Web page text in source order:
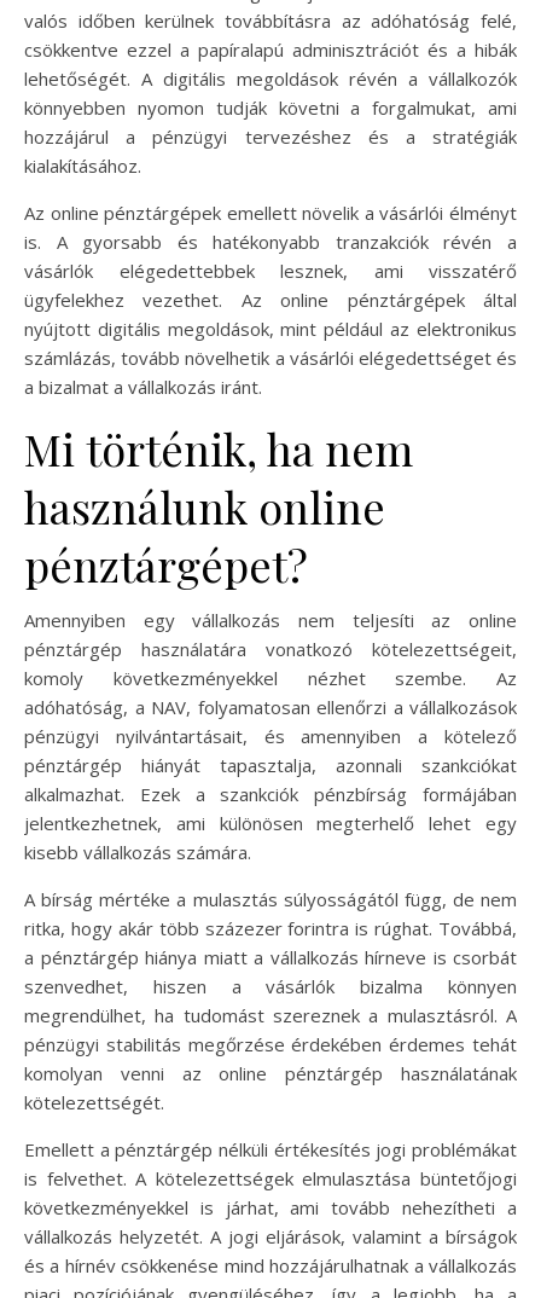
valós időben kerülnek továbbításra az adóhatóság felé,
csökkentve ezzel a papíralapú adminisztrációt és a hibák
lehetőségét. A digitális megoldások révén a vállalkozók
könnyebben nyomon tudják követni a forgalmukat, ami
hozzájárul a pénzügyi tervezéshez és a stratégiák
kialakításához.
Az online pénztárgépek emellett növelik a vásárlói élményt
is. A gyorsabb és hatékonyabb tranzakciók révén a
vásárlók elégedettebbek lesznek, ami visszatérő
ügyfelekhez vezethet. Az online pénztárgépek által
nyújtott digitális megoldások, mint például az elektronikus
számlázás, tovább növelhetik a vásárlói elégedettséget és
a bizalmat a vállalkozás iránt.
Mi történik, ha nem
használunk online
pénztárgépet?
Amennyiben egy vállalkozás nem teljesíti az online
pénztárgép használatára vonatkozó kötelezettségeit,
komoly következményekkel nézhet szembe. Az
adóhatóság, a NAV, folyamatosan ellenőrzi a vállalkozások
pénzügyi nyilvántartásait, és amennyiben a kötelező
pénztárgép hiányát tapasztalja, azonnali szankciókat
alkalmazhat. Ezek a szankciók pénzbírság formájában
jelentkezhetnek, ami különösen megterhelő lehet egy
kisebb vállalkozás számára.
A bírság mértéke a mulasztás súlyosságától függ, de nem
ritka, hogy akár több százezer forintra is rúghat. Továbbá,
a pénztárgép hiánya miatt a vállalkozás hírneve is csorbát
szenvedhet, hiszen a vásárlók bizalma könnyen
megrendülhet, ha tudomást szereznek a mulasztásról. A
pénzügyi stabilitás megőrzése érdekében érdemes tehát
komolyan venni az online pénztárgép használatának
kötelezettségét.
Emellett a pénztárgép nélküli értékesítés jogi problémákat
is felvethet. A kötelezettségek elmulasztása büntetőjogi
következményekkel is járhat, ami tovább nehezítheti a
vállalkozás helyzetét. A jogi eljárások, valamint a bírságok
és a hírnév csökkenése mind hozzájárulhatnak a vállalkozás